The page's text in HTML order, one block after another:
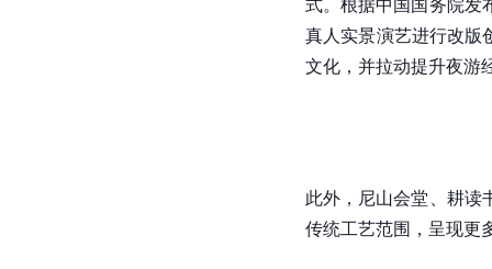
式。根据中国国务院发
真人实景演艺进行改版
文化，并拉动提升夜游
此外，尼山会堂、耕读
传统工艺范围，呈现更